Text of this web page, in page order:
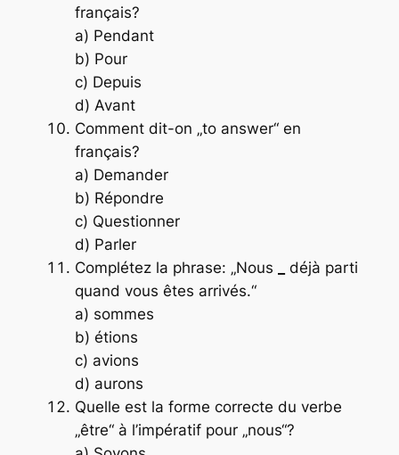
français?
a) Pendant
b) Pour
c) Depuis
d) Avant
Comment dit-on „to answer“ en
français?
a) Demander
b) Répondre
c) Questionner
d) Parler
Complétez la phrase: „Nous
déjà parti
quand vous êtes arrivés.“
a) sommes
b) étions
c) avions
d) aurons
Quelle est la forme correcte du verbe
„être“ à l’impératif pour „nous“?